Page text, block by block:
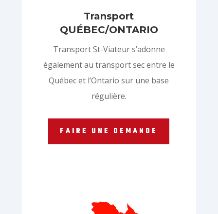
Transport
QUÉBEC/ONTARIO
Transport St-Viateur s’adonne
également au transport sec entre le
Québec et l’Ontario sur une base
régulière.
FAIRE UNE DEMANDE